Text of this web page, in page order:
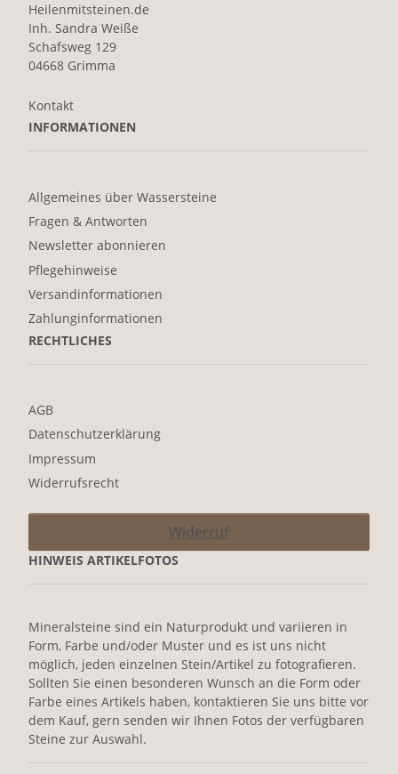
Heilenmitsteinen.de
Inh. Sandra Weiße
Schafsweg 129
04668 Grimma
Kontakt
INFORMATIONEN
Allgemeines über Wassersteine
Fragen & Antworten
Newsletter abonnieren
Pflegehinweise
Versandinformationen
Zahlunginformationen
RECHTLICHES
AGB
Datenschutzerklärung
Impressum
Widerrufsrecht
Widerruf
HINWEIS ARTIKELFOTOS
Mineralsteine sind ein Naturprodukt und variieren in
Form, Farbe und/oder Muster und es ist uns nicht
möglich, jeden einzelnen Stein/Artikel zu fotografieren.
Sollten Sie einen besonderen Wunsch an die Form oder
Farbe eines Artikels haben, kontaktieren Sie uns bitte vor
dem Kauf, gern senden wir Ihnen Fotos der verfügbaren
Steine zur Auswahl.